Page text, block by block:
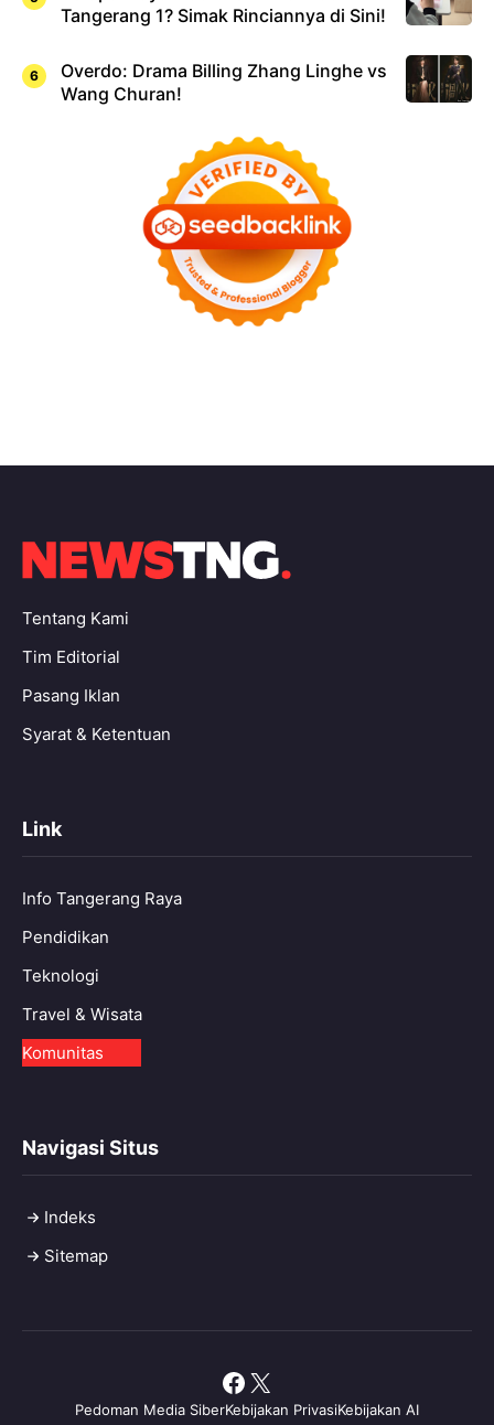
Tangerang 1? Simak Rinciannya di Sini!
Overdo: Drama Billing Zhang Linghe vs
Wang Churan!
Tentang Kami
Tim Editorial
Pasang Iklan
Syarat & Ketentuan
Link
Info Tangerang Raya
Pendidikan
Teknologi
Travel & Wisata
Komunitas
Navigasi Situs
Indeks
Sitemap
Pedoman Media SiberKebijakan PrivasiKebijakan AI
Facebook
X